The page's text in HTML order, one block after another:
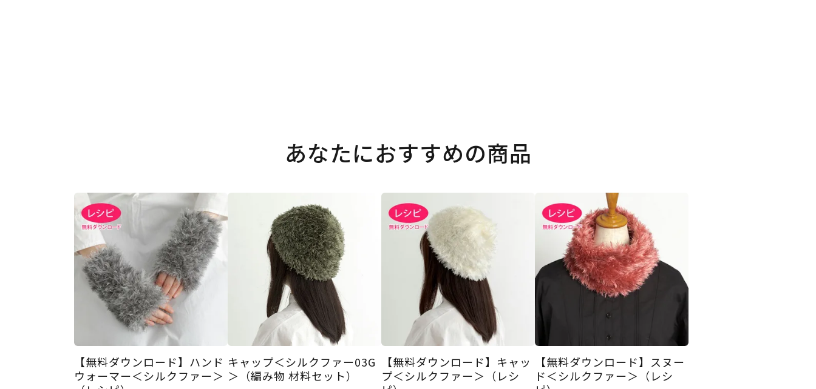
あなたにおすすめの商品
【無料ダウンロード】ハンド
ウォーマー＜シルクファー＞
キャップ＜シルクファー03G
＞（編み物 材料セット）
【無料ダウンロード】キャッ
プ＜シルクファー＞（レシ
【無料ダウンロード】スヌー
ド＜シルクファー＞（レシ